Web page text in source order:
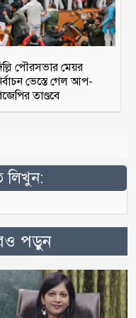
পৌরসভার মেয়র
ভেস্তে গেল আপ-
তাণ্ডবে
লিখুন:
পড়ুন